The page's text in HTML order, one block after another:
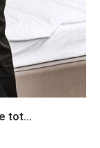
tot...